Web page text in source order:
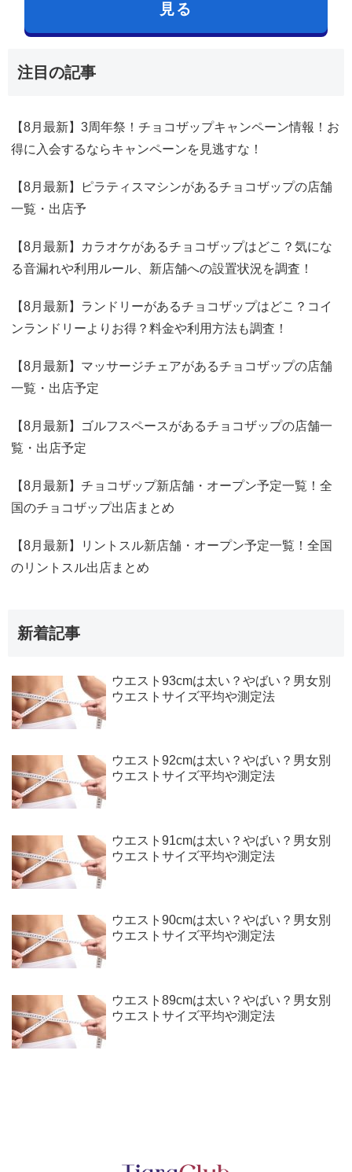
見る
注目の記事
【8月最新】3周年祭！チョコザップキャンペーン情報！お
得に入会するならキャンペーンを見逃すな！
【8月最新】ピラティスマシンがあるチョコザップの店舗
一覧・出店予
【8月最新】カラオケがあるチョコザップはどこ？気にな
る音漏れや利用ルール、新店舗への設置状況を調査！
【8月最新】ランドリーがあるチョコザップはどこ？コイ
ンランドリーよりお得？料金や利用方法も調査！
【8月最新】マッサージチェアがあるチョコザップの店舗
一覧・出店予定
【8月最新】ゴルフスペースがあるチョコザップの店舗一
覧・出店予定
【8月最新】チョコザップ新店舗・オープン予定一覧！全
国のチョコザップ出店まとめ
【8月最新】リントスル新店舗・オープン予定一覧！全国
のリントスル出店まとめ
新着記事
ウエスト93cmは太い？やばい？男女別
ウエストサイズ平均や測定法
ウエスト92cmは太い？やばい？男女別
ウエストサイズ平均や測定法
ウエスト91cmは太い？やばい？男女別
ウエストサイズ平均や測定法
ウエスト90cmは太い？やばい？男女別
ウエストサイズ平均や測定法
ウエスト89cmは太い？やばい？男女別
ウエストサイズ平均や測定法